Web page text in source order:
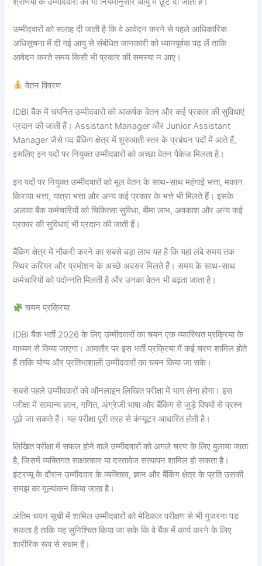
उम्मीदवारों को सलाह दी जाती है कि वे आवेदन करने से पहले आधिकारिक
अधिसूचना में दी गई आयु से संबंधित जानकारी को ध्यानपूर्वक पढ़ लें ताकि
आवेदन करते समय किसी भी प्रकार की समस्या न आए।
वेतन विवरण
IDBI बैंक में चयनित उम्मीदवारों को आकर्षक वेतन और कई प्रकार की सुविधाएं
प्रदान की जाती हैं। Assistant Manager और Junior Assistant
Manager जैसे पद बैंकिंग क्षेत्र में शुरुआती स्तर के प्रबंधन पदों में आते हैं,
इसलिए इन पदों पर नियुक्त उम्मीदवारों को अच्छा वेतन पैकेज मिलता है।
इन पदों पर नियुक्त उम्मीदवारों को मूल वेतन के साथ-साथ महंगाई भत्ता, मकान
किराया भत्ता, यात्रा भत्ता और अन्य कई प्रकार के भत्ते भी मिलते हैं। इसके
अलावा बैंक कर्मचारियों को चिकित्सा सुविधा, बीमा लाभ, अवकाश और अन्य कई
प्रकार की सुविधाएं भी प्रदान की जाती हैं।
बैंकिंग क्षेत्र में नौकरी करने का सबसे बड़ा लाभ यह है कि यहां लंबे समय तक
स्थिर करियर और प्रमोशन के अच्छे अवसर मिलते हैं। समय के साथ-साथ
कर्मचारियों को पदोन्नति मिलती है और उनका वेतन भी बढ़ता जाता है।
चयन प्रक्रिया
IDBI बैंक भर्ती 2026 के लिए उम्मीदवारों का चयन एक व्यवस्थित प्रक्रिया के
माध्यम से किया जाएगा। आमतौर पर इस भर्ती प्रक्रिया में कई चरण शामिल होते
हैं ताकि योग्य और प्रतिभाशाली उम्मीदवारों का चयन किया जा सके।
सबसे पहले उम्मीदवारों को ऑनलाइन लिखित परीक्षा में भाग लेना होगा। इस
परीक्षा में सामान्य ज्ञान, गणित, अंग्रेजी भाषा और बैंकिंग से जुड़े विषयों से प्रश्न
पूछे जा सकते हैं। यह परीक्षा पूरी तरह से कंप्यूटर आधारित होती है।
लिखित परीक्षा में सफल होने वाले उम्मीदवारों को अगले चरण के लिए बुलाया जाता
है, जिसमें व्यक्तिगत साक्षात्कार या दस्तावेज सत्यापन शामिल हो सकता है।
इंटरव्यू के दौरान उम्मीदवार के व्यक्तित्व, ज्ञान और बैंकिंग क्षेत्र के प्रति उसकी
समझ का मूल्यांकन किया जाता है।
अंतिम चयन सूची में शामिल उम्मीदवारों को मेडिकल परीक्षण से भी गुजरना पड़
सकता है ताकि यह सुनिश्चित किया जा सके कि वे बैंक में कार्य करने के लिए
शारीरिक रूप से सक्षम हैं।